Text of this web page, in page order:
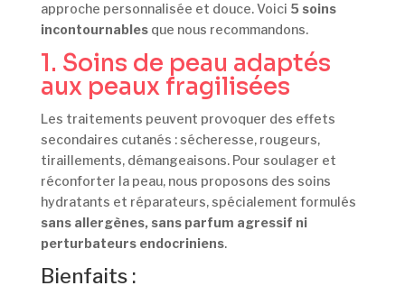
approche personnalisée et douce. Voici 5 soins
incontournablesque nous recommandons.
1. Soins de peau adaptés
aux peaux fragilisées
Les traitements peuvent provoquer des effets
secondaires cutanés : sécheresse, rougeurs,
tiraillements, démangeaisons. Pour soulager et
réconforter la peau, nous proposons des soins
hydratants et réparateurs, spécialement formulés
sans allergènes, sans parfum agressif ni
perturbateurs endocriniens.
Bienfaits :